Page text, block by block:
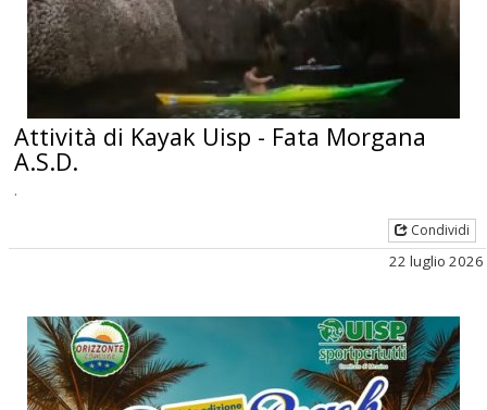
Attività di Kayak Uisp - Fata Morgana
A.S.D.
.
Condividi
22 luglio 2026